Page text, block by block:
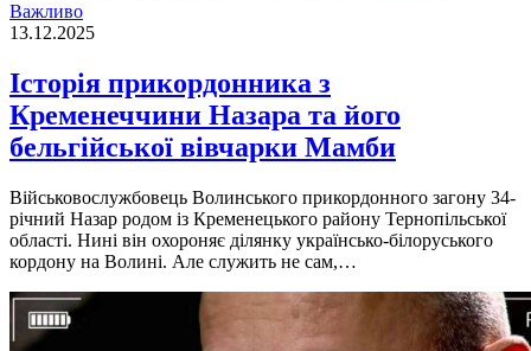
Важливо
13.12.2025
Історія прикордонника з
Кременеччини Назара та його
бельгійської вівчарки Мамби
Військовослужбовець Волинського прикордонного загону 34-
річний Назар родом із Кременецького району Тернопільської
області. Нині він охороняє ділянку українсько-білоруського
кордону на Волині. Але служить не сам,…